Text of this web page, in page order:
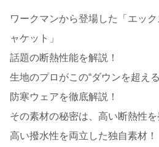
ワークマンから登場した「エッ
ャケット」
話題の断熱性能を解説！
生地のプロがこの“ダウンを超え
防寒ウェアを徹底解説！
その素材の秘密は、高い断熱性
高い撥水性を両立した独自素材！